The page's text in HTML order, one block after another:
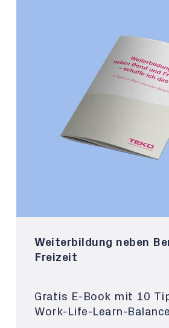
Weiterbildung neben
Freizeit
Gratis E-Book mit 10
Work-Life-Learn-Balance